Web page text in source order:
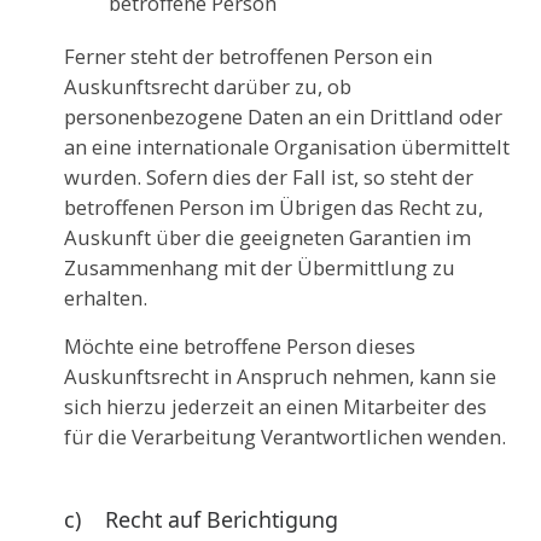
Ferner steht der betroffenen Person ein
Auskunftsrecht darüber zu, ob
personenbezogene Daten an ein Drittland oder
an eine internationale Organisation übermittelt
wurden. Sofern dies der Fall ist, so steht der
betroffenen Person im Übrigen das Recht zu,
Auskunft über die geeigneten Garantien im
Zusammenhang mit der Übermittlung zu
erhalten.
Möchte eine betroffene Person dieses
Auskunftsrecht in Anspruch nehmen, kann sie
sich hierzu jederzeit an einen Mitarbeiter des
für die Verarbeitung Verantwortlichen wenden.
c) Recht auf Berichtigung